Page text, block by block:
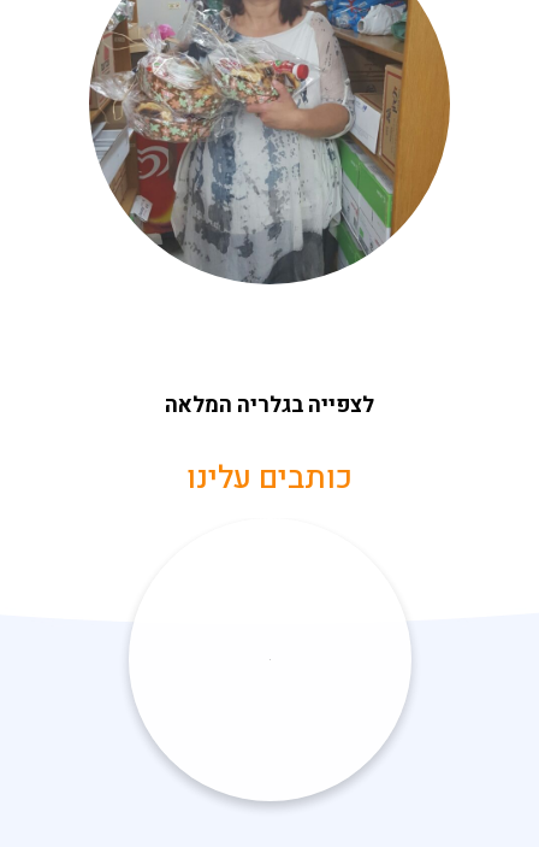
לצפייה בגלריה המלאה
כותבים עלינו